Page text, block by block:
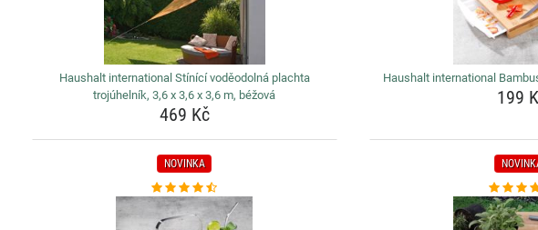
Haushalt international Stínící voděodolná plachta
trojúhelník, 3,6 x 3,6 x 3,6 m, béžová
469 Kč
Haushalt international
199
NOVINKA